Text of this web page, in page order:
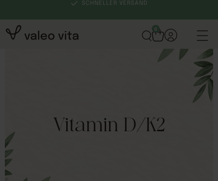
SCHNELLER VERSAND
0
Vitamin D/K2